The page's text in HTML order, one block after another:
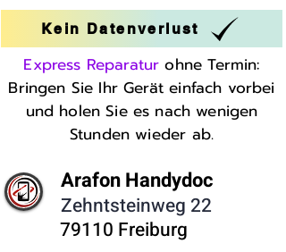
Kein Datenverlust
Express Reparatur ohne Termin:
Bringen Sie Ihr Gerät einfach vorbei
und holen Sie es nach wenigen
Stunden wieder ab.
Arafon Handydoc
Zehntsteinweg 22
79110 Freiburg